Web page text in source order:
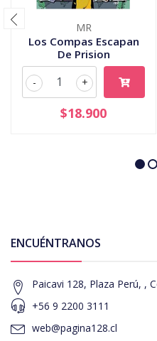
MR
Los Compas Escapan
De Prision
+
-
$18.900
ENCUÉNTRANOS
Paicavi 128, Plaza Perú, ,
+56 9 2200 3111
web@pagina128.cl